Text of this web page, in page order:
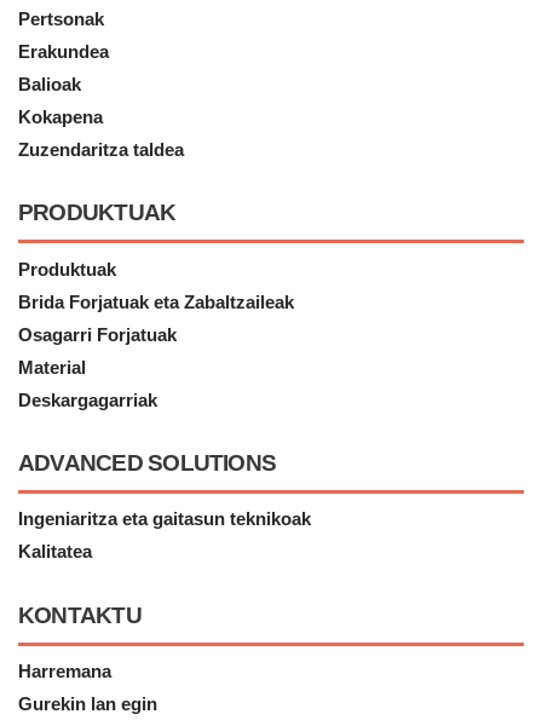
Pertsonak
Erakundea
Balioak
Kokapena
Zuzendaritza taldea
PRODUKTUAK
Produktuak
Brida Forjatuak eta Zabaltzaileak
Osagarri Forjatuak
Material
Deskargagarriak
ADVANCED SOLUTIONS
Ingeniaritza eta gaitasun teknikoak
Kalitatea
KONTAKTU
Harremana
Gurekin lan egin